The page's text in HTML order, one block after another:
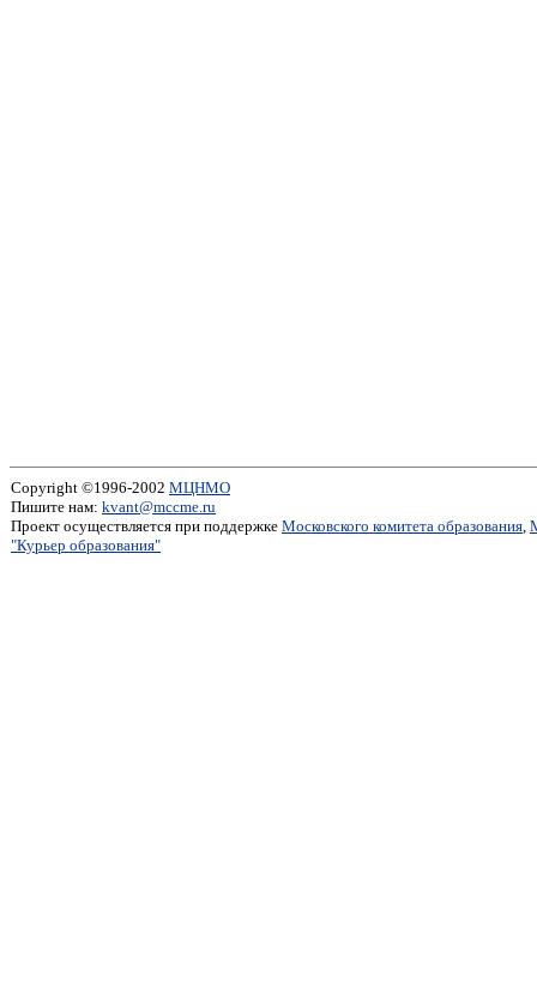
Copyright ©1996-2002 МЦНМО
Пишите нам: kvant@mccme.ru
Проект осуществляется при поддержке Московского комитета образования,
"Курьер образования"